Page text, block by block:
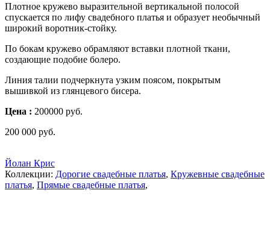
Плотное кружево выразительной вертикальной полосой
спускается по лифу свадебного платья и образует необычный
широкий воротник-стойку.
По бокам кружево обрамляют вставки плотной ткани,
создающие подобие болеро.
Линия талии подчеркнута узким поясом, покрытым
вышивкой из глянцевого бисера.
Цена : 200000 руб.
200 000 руб.
Йолан Крис
Коллекции: Дорогие свадебные платья, Кружевные свадебные
платья, Прямые свадебные платья,